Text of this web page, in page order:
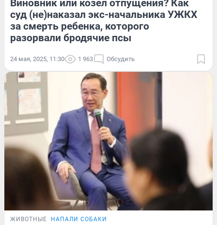
Виновник или козел отпущения? Как
суд (не)наказал экс-начальника УЖКХ
за смерть ребенка, которого
разорвали бродячие псы
24 мая, 2025, 11:30 1 963 Обсудить
ЖИВОТНЫЕ НАПАЛИ СОБАКИ